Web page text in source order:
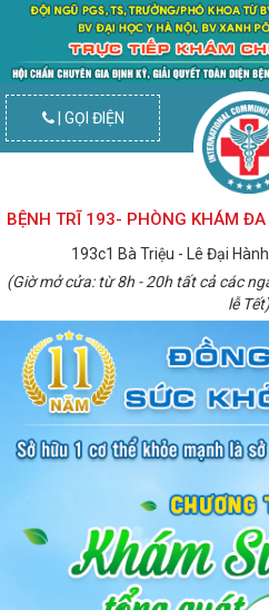
| GỌI ĐIỆN
BỆNH TRĨ 193- PHÒNG KHÁM ĐA
193c1 Bà Triệu - Lê Đại
(Giờ mở cửa: từ 8h - 20h tất cả các
lễ Tết)